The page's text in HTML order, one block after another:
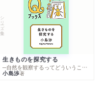
シリーズ・全集
生きものを探究する
─自然を観察するってどういうこと？
小島渉著